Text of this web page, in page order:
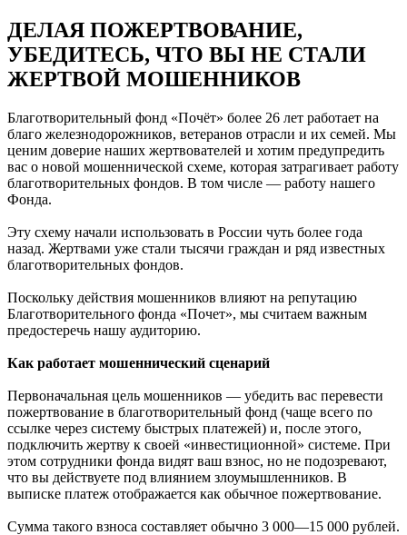
ДЕЛАЯ ПОЖЕРТВОВАНИЕ,
УБЕДИТЕСЬ, ЧТО ВЫ НЕ СТАЛИ
ЖЕРТВОЙ МОШЕННИКОВ
Благотворительный фонд «Почёт» более 26 лет работает на
благо железнодорожников, ветеранов отрасли и их семей. Мы
ценим доверие наших жертвователей и хотим предупредить
вас о новой мошеннической схеме, которая затрагивает работу
благотворительных фондов. В том числе — работу нашего
Фонда.
Эту схему начали использовать в России чуть более года
назад. Жертвами уже стали тысячи граждан и ряд известных
благотворительных фондов.
Поскольку действия мошенников влияют на репутацию
Благотворительного фонда «Почет», мы считаем важным
предостеречь нашу аудиторию.
Как работает мошеннический сценарий
Первоначальная цель мошенников — убедить вас перевести
пожертвование в благотворительный фонд (чаще всего по
ссылке через систему быстрых платежей) и, после этого,
подключить жертву к своей «инвестиционной» системе. При
этом сотрудники фонда видят ваш взнос, но не подозревают,
что вы действуете под влиянием злоумышленников. В
выписке платеж отображается как обычное пожертвование.
Сумма такого взноса составляет обычно 3 000—15 000 рублей.